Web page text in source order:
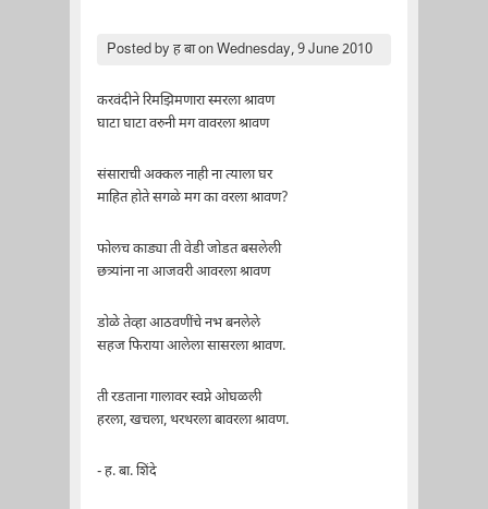
Posted byह बाon Wednesday, 9 June 2010
करवंदीने रिमझिमणारा स्मरला श्रावण
घाटा घाटा वरुनी मग वावरला श्रावण
संसाराची अक्कल नाही ना त्याला घर
माहित होते सगळे मग का वरला श्रावण?
फोलच काड्या ती वेडी जोडत बसलेली
छत्र्यांना ना आजवरी आवरला श्रावण
डोळे तेव्हा आठवणींचे नभ बनलेले
सहज फिराया आलेला सासरला श्रावण.
ती रडताना गालावर स्वप्ने ओघळली
हरला, खचला, थरथरला बावरला श्रावण.
- ह. बा. शिंदे